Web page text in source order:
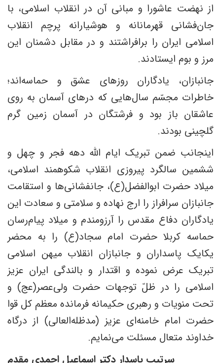
از نهضت عاشورا و مبانی آن در انقلاب اسلامی، با
جان‌فشانی قهرمانانه و هوشیارانه پرچم انقلاب
اسلامی ایران را برافراشتند و در مقابل دشمنان این
مرز و بوم ایستادند.
جانبازان، یادگاران روزهای عشق و حماسه‌اند؛
خاطرات مجسّم سال‌هایی که درهای آسمان به روی
عاشقان باز بود و فرشتگان در آسمان زمین گرم
گلچینی بودند.
اینجانب ضمن تبریک ایام الله دهه فجر و چهل و
ششمین سالگرد پیروزی انقلاب شکوهمند اسلامی،
میلاد حضرت ابوالفضل(ع)، جانفشانی‌ها و استقامت
جانبازان سرافراز را ارج نهاده و سلامتی و سعادت این
یادگاران دفاع مقدس را آرزومندم و میلاد پیام‌رسان
حماسه کربلا حضرت امام سجاد(ع) را به محضر
یکایک پاسداران و جانبازان انقلاب میهن اسلامی
تبریک عرض نموده و اقتدار و بالندگی ایران عزیز
اسلامی را در ظلّ توجهات حضرت ولی‌عصر(عج) و
تحت منویات و رهبری حکیمانه فرمانده معظم کل قوا
حضرت امام خامنه‌ای عزیز (مدظله‌العالی) از درگاه
خداوند متعال مسئلت می‌نمایم.
سرتیپ پاسدار دکتر اسماعیل احمدی مقدم